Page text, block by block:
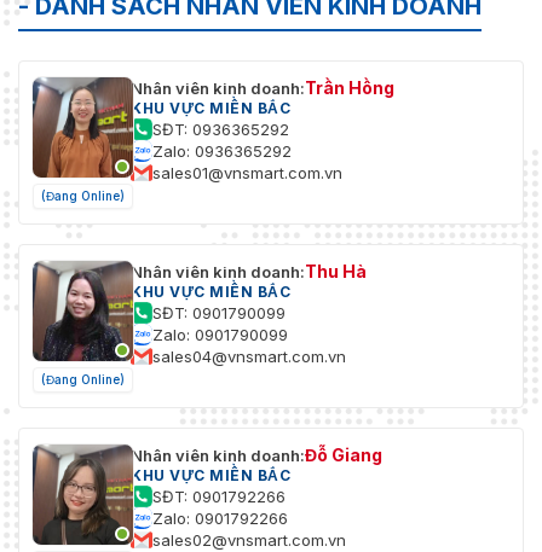
- DANH SÁCH NHÂN VIÊN KINH DOANH
(Đang Online)
Nhân viên kinh doanh:Trần Hồng
KHU VỰC MIỀN BẮC
SĐT: 0936365292
Zalo: 0936365292
sales01@vnsmart.com.vn
(Đang Online)
Nhân viên kinh doanh:Thu Hà
KHU VỰC MIỀN BẮC
SĐT: 0901790099
Zalo: 0901790099
sales04@vnsmart.com.vn
Nhân viên kinh doanh:Đỗ Giang
KHU VỰC MIỀN BẮC
SĐT: 0901792266
Zalo: 0901792266
sales02@vnsmart.com.vn